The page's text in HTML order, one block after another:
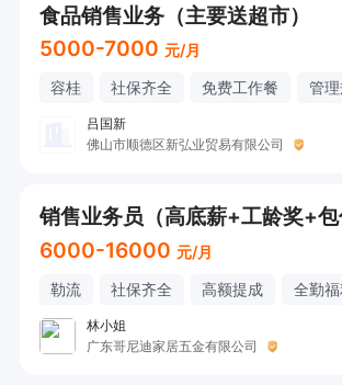
食品销售业务（主要送超市）
5000-7000 元/月
容桂 社保齐全 免费工作餐 管
吕国新
佛山市顺德区新弘业贸易有限公司
6000-16000 元/月
勒流 社保齐全 高额提成 全勤福
林小姐
广东哥尼迪家居五金有限公司